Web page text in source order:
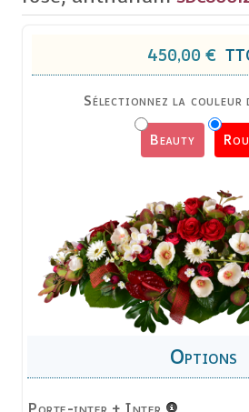
450,00 €
Sélectionnez la couleur
Beauty